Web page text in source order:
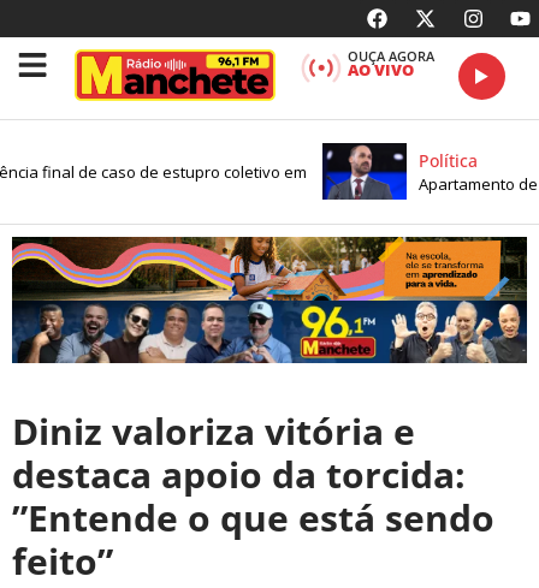
OUÇA AGORA
AO VIVO
final de caso de estupro coletivo em
Política
Apartamento de
Diniz valoriza vitória e
destaca apoio da torcida:
”Entende o que está sendo
feito”